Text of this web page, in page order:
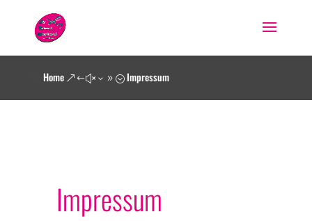
Home &#x39; Impressum
Impressum